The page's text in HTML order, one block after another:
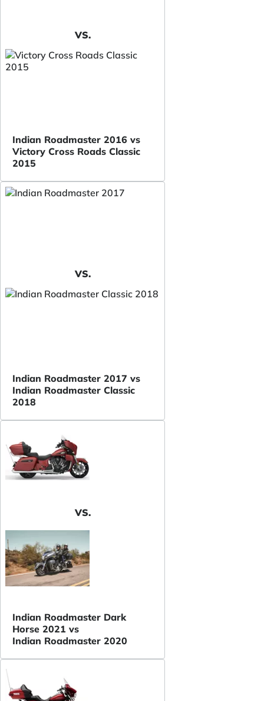
VS.
Indian Roadmaster 2016 vs
Victory Cross Roads Classic
2015
VS.
Indian Roadmaster 2017 vs
Indian Roadmaster Classic
2018
VS.
Indian Roadmaster Dark
Horse 2021 vs
Indian Roadmaster 2020